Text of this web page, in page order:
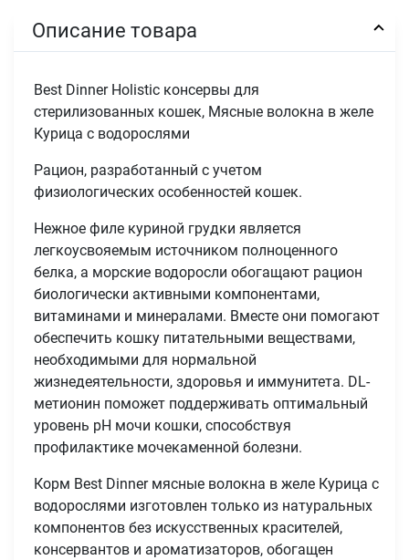
Описание товара
Best Dinner Holistic консервы для
стерилизованных кошек, Мясные волокна в желе
Курица с водорослями
Рацион, разработанный с учетом
физиологических особенностей кошек.
Нежное филе куриной грудки является
легкоусвояемым источником полноценного
белка, а морские водоросли обогащают рацион
биологически активными компонентами,
витаминами и минералами. Вместе они помогают
обеспечить кошку питательными веществами,
необходимыми для нормальной
жизнедеятельности, здоровья и иммунитета. DL-
метионин поможет поддерживать оптимальный
уровень рН мочи кошки, способствуя
профилактике мочекаменной болезни.
Корм Best Dinner мясные волокна в желе Курица с
водорослями изготовлен только из натуральных
компонентов без искусственных красителей,
консервантов и ароматизаторов, обогащен